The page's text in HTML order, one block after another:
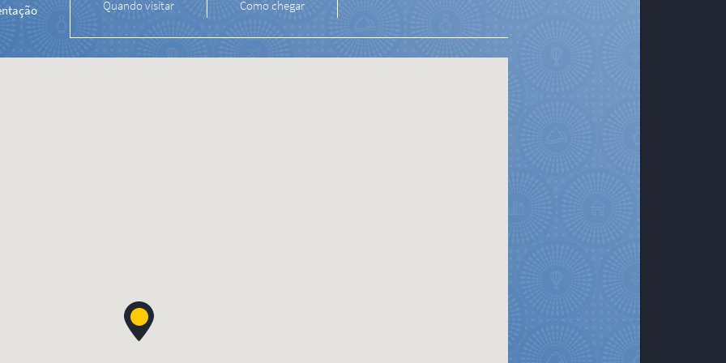
Quando visitar Como chegar